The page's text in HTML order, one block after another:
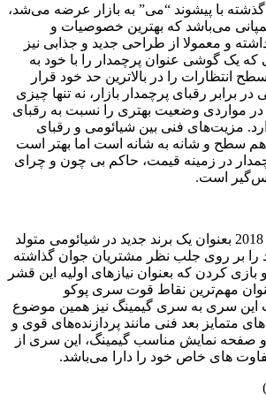
با پیشوند “می” به بازار عرضه می‌شد،
می‌باشد که بهترین خصوصیات و
و معمولا از طراحی جدید و جذابی نیز
یک گوشی عنوان پرچمدار را با خود به
را در بالاترین حد خود قرار
رقبای پرچمدار بازار، نه تنها چیزی
مواردی وضعیت بهتری را نسبت به رقبای
مزیت‌های فنی بین شیائومی و رقبای
سطح و شانه به شانه است اما بهتر است
در زمینه قیمت، حاکم بی چون و چرای
است.
سری پوکو که از سال 2018 بعنوان یک برند جدید در شیائومی متولد
بر روی جلب نظر مشتریان جوان گذاشته
کردن که بعنوان نیازهای اولیه این قشر
مهم‌ترین نقاط قوت سری پوکو
سری به سری گیمینگ نیز همین موضوع
متمایز بعد فنی مانند پردازنده‌های قوی و
صفحه نمایش مناسب گیمینگ، این سری از
های خاص خود را دارا می‌باشد.